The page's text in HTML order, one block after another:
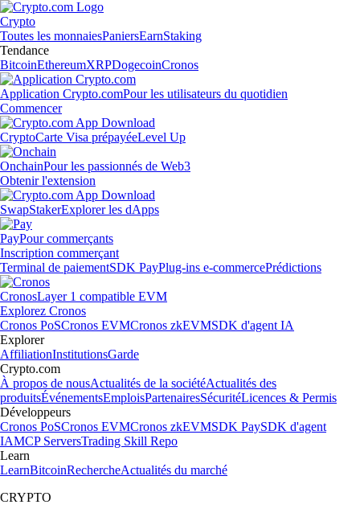
Crypto
Toutes les monnaiesPaniersEarnStaking
Tendance
BitcoinEthereumXRPDogecoinCronos
Application Crypto.comPour les utilisateurs du quotidien
Commencer
CryptoCarte Visa prépayéeLevel Up
OnchainPour les passionnés de Web3
Obtenir l'extension
SwapStakerExplorer les dApps
PayPour commerçants
Inscription commerçant
Terminal de paiementSDK PayPlug-ins e-commercePrédictions
CronosLayer 1 compatible EVM
Explorez Cronos
Cronos PoSCronos EVMCronos zkEVMSDK d'agent IA
Explorer
AffiliationInstitutionsGarde
Crypto.com
À propos de nousActualités de la sociétéActualités des
produitsÉvénementsEmploisPartenairesSécuritéLicences & Permis
Développeurs
Cronos PoSCronos EVMCronos zkEVMSDK PaySDK d'agent
IAMCP ServersTrading Skill Repo
Learn
LearnBitcoinRechercheActualités du marché
CRYPTO